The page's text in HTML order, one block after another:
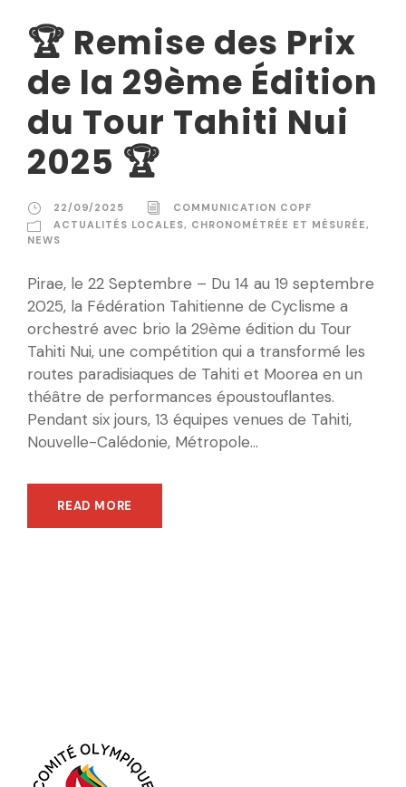
🏆 Remise des Prix
de la 29ème Édition
du Tour Tahiti Nui
2025 🏆
22/09/2025
COMMUNICATION COPF
ACTUALITÉS LOCALES, CHRONOMÉTRÉE ET MÉSURÉE,
NEWS
Pirae, le 22 Septembre – Du 14 au 19 septembre
2025, la Fédération Tahitienne de Cyclisme a
orchestré avec brio la 29ème édition du Tour
Tahiti Nui, une compétition qui a transformé les
routes paradisiaques de Tahiti et Moorea en un
théâtre de performances époustouflantes.
Pendant six jours, 13 équipes venues de Tahiti,
Nouvelle-Calédonie, Métropole...
READ MORE